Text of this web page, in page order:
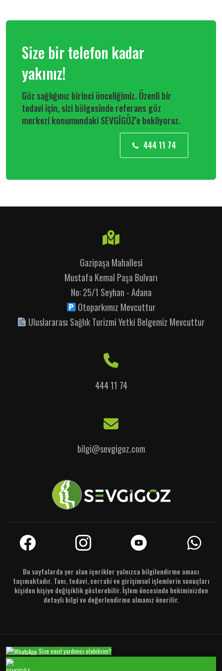
Size bir telefon kadar
yakınız!
Göz sağlığınız birinci önceliğimiz. Özenli bir
tedavi için, sizi bölgesinde referans göz
merkezi konumundaki SEVGİGÖZ'e bekliyoruz.
444 11 74
Gazipaşa Mahallesi
Mustafa Kemal Paşa Bulvarı
No: 25/1 Seyhan - Adana
Otoparkımız Mevcuttur
Uluslararası Sağlık Turizmi Yetki Belgemiz Mevcuttur
444 11 74
bilgi@sevgigoz.com
Bu sayfalarda yer alan içerikler yalnızca bilgilendirme amacı
taşımaktadır. Tanı, tedavi, cerrahi ve girişimsel işlemlerin sonuçları
kişiden kişiye değişiklik gösterebilir. İşlem öncesinde hekiminizden
detaylı bilgi ve değerlendirme almanız önerilir.
Size nasıl yardımcı olabilirim?